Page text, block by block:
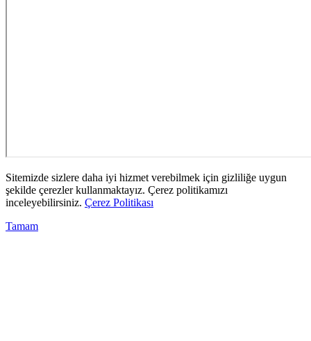
Sitemizde sizlere daha iyi hizmet verebilmek için gizliliğe uygun
şekilde çerezler kullanmaktayız. Çerez politikamızı
inceleyebilirsiniz. Çerez Politikası
Tamam